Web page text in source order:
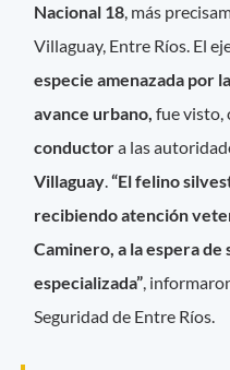
Nacional 18 , más
Villaguay, Entre Ríos. El
especie amenazada por
avance urbano, fue visto,
conductora las
Villaguay .“El felino
recibiendo atención
Caminero, a la espera de
especializada” ,
Seguridad de Entre Ríos.